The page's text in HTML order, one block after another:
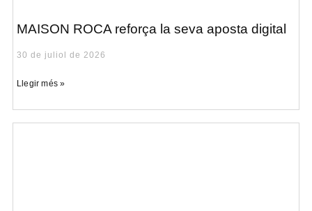
MAISON ROCA reforça la seva aposta digital
30 de juliol de 2026
Llegir més »